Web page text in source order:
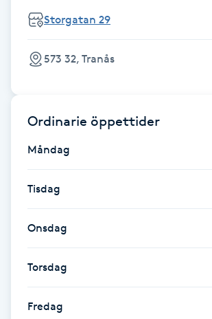
Hårbottenbehandling
Hårförlängning
Hårvård
Hälsprickor
Idrottsmassage
IPL hårborttagning
Storgatan 29
573 32, Tranås
Ordinarie öppettider
Måndag
Tisdag
Onsdag
Torsdag
Fredag